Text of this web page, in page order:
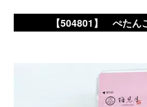
【504801】 ぺたん